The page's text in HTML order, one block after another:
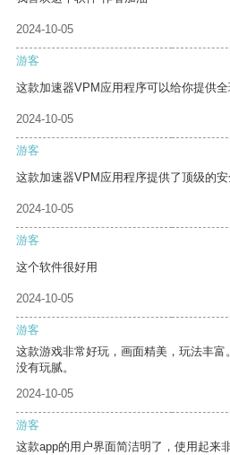
2024-10-05
游客
这款加速器VPM应用程序可以给你提供全
2024-10-05
游客
这款加速器VPM应用程序提供了顶级的安
2024-10-05
游客
这个软件很好用
2024-10-05
游客
这款游戏非常好玩，画面精美，玩法丰
没有玩腻。
2024-10-05
游客
这款app的用户界面简洁明了，使用起来